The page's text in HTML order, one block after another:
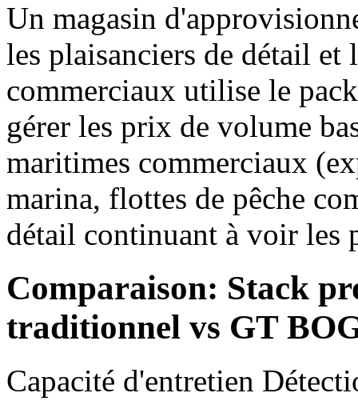
Un magasin
les plaisanciers de détail et
commerciaux utilise le
gérer les prix de volume
maritimes commerciaux
marina, flottes de pêche
détail continuant à voir les
Comparaison: Stack
traditionnel vs GT
Capacité d'entretien